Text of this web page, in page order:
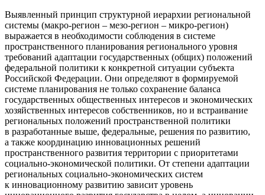
Выявленный принцип структурной иерархии региональной
системы (макро-регион – мезо-регион – микро-регион)
выражается в необходимости соблюдения в системе
пространственного планирования регионального уровня
требований адаптации государственных (общих) положений
федеральной политики к конкретной ситуации субъекта
Российской Федерации. Они определяют в формируемой
системе планирования не только сохранение баланса
государственных общественных интересов и экономических
хозяйственных интересов собственников, но и встраивание
региональных положений пространственной политики
в разработанные выше, федеральные, решения по развитию,
а также координацию инновационных решений
пространственного развития территории с приоритетами
социально-экономической политики. От степени адаптации
региональных социально-экономических систем
к инновационному развитию зависит уровень